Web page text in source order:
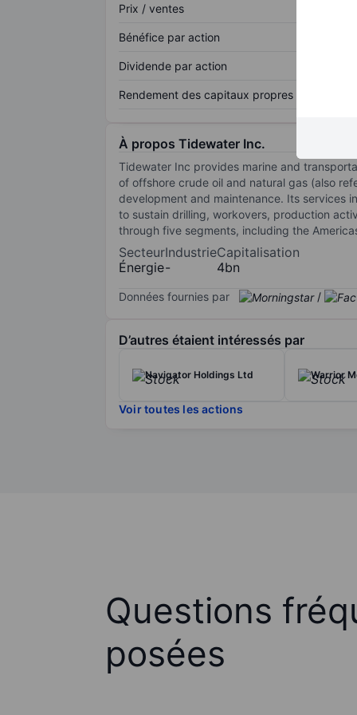
Prix / ventes
Bénéfice par action
Dividende par action
Rendement des capitaux propres
À propos Tidewater Inc.
Tidewater Inc provides marine and
of offshore crude oil and natural gas (also
development and maintenance. Its services
to sustain drilling, workovers, production
through five segments, including the
Secteur
Énergie
Industrie
-
Capitalisation
4bn
Données fournies par /
D’autres étaient intéressés par
Navigator Holdings Ltd Warrior
Voir toutes les actions
Questions
posées